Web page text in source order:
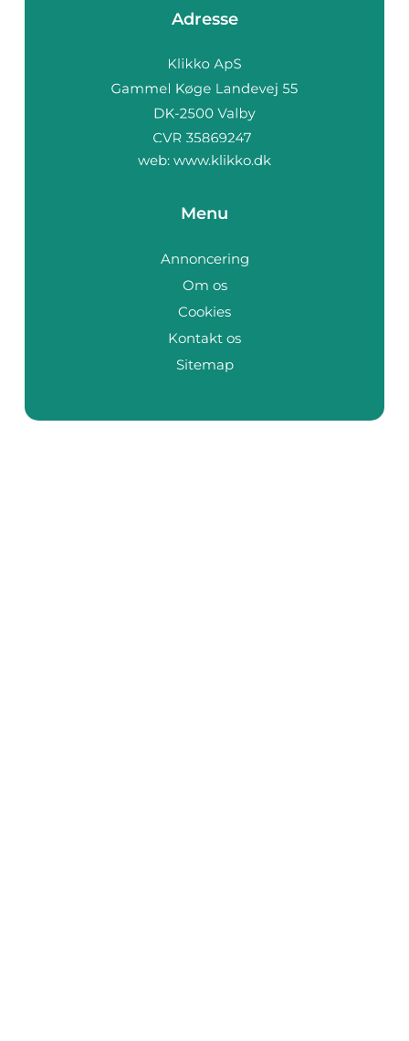
Adresse
web: www.klikko.dk
Menu
Annoncering
Om os
Cookies
Kontakt os
Sitemap